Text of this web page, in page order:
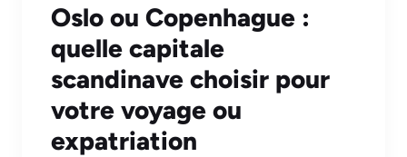
Oslo ou Copenhague :
quelle capitale
scandinave choisir pour
votre voyage ou
expatriation